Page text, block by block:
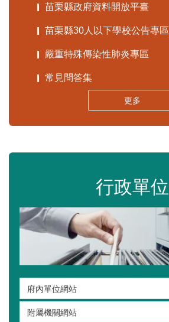
苗栗縣政府資料開放平臺
苗栗縣30人以下學校公告專區
嚴重特殊傳染性肺炎專區
常見問答集
更多
行政單位